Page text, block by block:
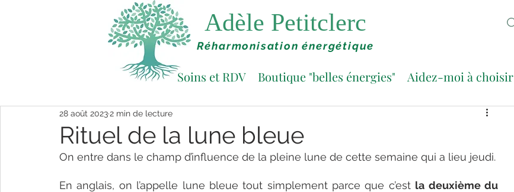
Adèle Petitclerc
Réharmonisation énergétique
Soins et RDV Boutique "belles énergies" Aidez-moi à choisir
Rituel de la lune bleue
28 août 20232 min de lecture
En anglais, on l’appelle lune bleue tout simplement parce que c’est la deuxième du